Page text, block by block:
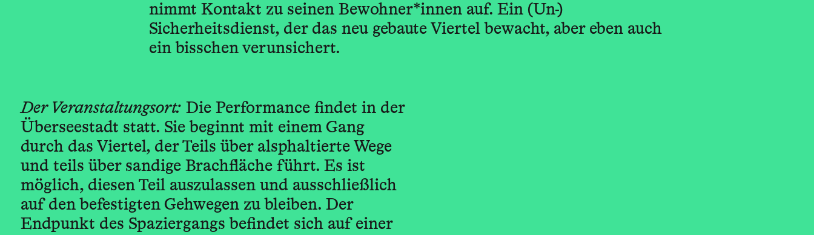
nimmt Kontakt zu seinen Bewohner*innen auf. Ein (Un-)
Sicherheitsdienst, der das neu gebaute Viertel bewacht, aber eben auch
ein bisschen verunsichert.
Der Veranstaltungsort: Die Performance findet in der
Überseestadt statt. Sie beginnt mit einem Gang
durch das Viertel, der Teils über alsphaltierte Wege
und teils über sandige Brachfläche führt. Es ist
möglich, diesen Teil auszulassen und ausschließlich
auf den befestigten Gehwegen zu bleiben. Der
Endpunkt des Spaziergangs befindet sich auf einer